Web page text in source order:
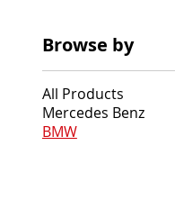
Browse by
All Products
Mercedes Benz
BMW